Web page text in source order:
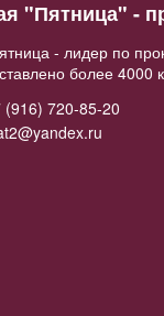
"Пятница" -
- лидер по
более 4000
720-85-20